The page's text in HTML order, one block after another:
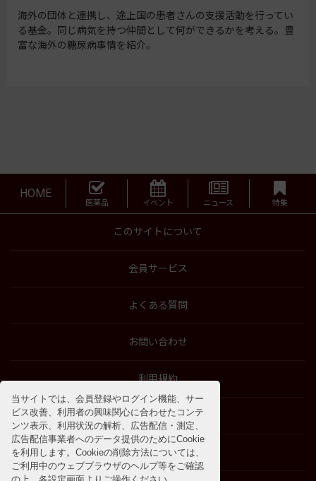
当サイトでは、会員登録やログイン機能、サー
ビス改善、利用者の興味関心に合わせたコンテ
ンツ表示、利用状況の解析、広告配信・測定、
広告配信事業者へのデータ提供のためにCookie
を利用します。Cookieの削除方法については、
ご利用中のウェブブラウザのヘルプ等をご確認
海外の団体と連携し、途上国の患者さんの支援活動を行ってい
る基金。同じ病気を持つ仲間として何ができるかを考える。豊
富な海外の糖尿病事情を紹介。
HOME
医薬品 イベント ニュース 特集
このサイトについて
会員サービス
よくある質問
お問い合わせ
利用規約
特商法に基づく表示
プライバシーポリシー